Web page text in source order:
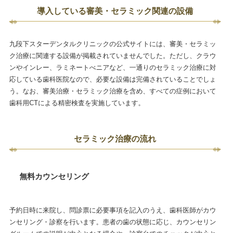
導入している審美・セラミック関連の設備
九段下スターデンタルクリニックの公式サイトには、審美・セラミッ
ク治療に関連する設備が掲載されていませんでした。ただし、クラウ
ンやインレー、ラミネートべニアなど、一通りのセラミック治療に対
応している歯科医院なので、必要な設備は完備されていることでしょ
う。なお、審美治療・セラミック治療を含め、すべての症例において
歯科用CTによる精密検査を実施しています。
セラミック治療の流れ
無料カウンセリング
予約日時に来院し、問診票に必要事項を記入のうえ、歯科医師がカウ
ンセリング・診察を行います。患者の歯の状態に応じ、カウンセリン